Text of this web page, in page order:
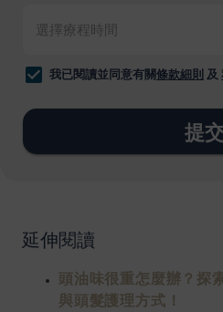
我已閱讀並同意有關條款細則 及
提
延伸閱讀
頭油味很重怎麼辦？探
與頭髮護理方式！